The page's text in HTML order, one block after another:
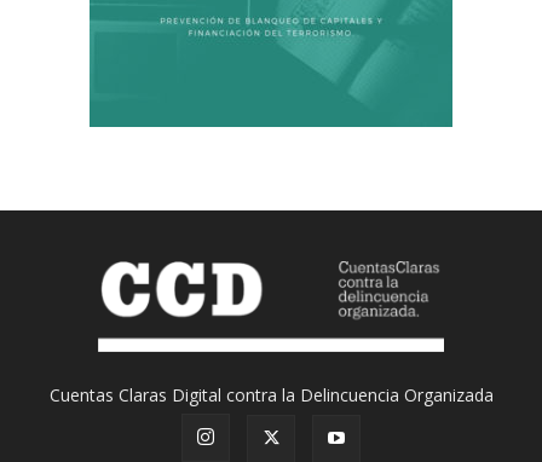
Cuentas Claras Digital contra la Delincuencia Organizada